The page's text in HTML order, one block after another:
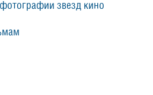
звезд кино